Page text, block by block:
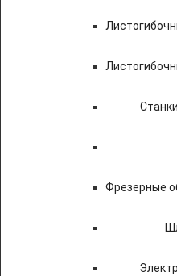
Фрезерные